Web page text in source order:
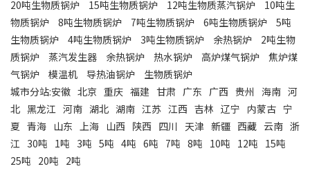
20吨生物质锅炉
15吨生物质锅炉 12吨生物质蒸汽锅炉
10吨生
物质锅炉
8吨生物质锅炉 7吨生物质锅炉 6吨生物质锅炉
5吨
生物质锅炉
4吨生物质锅炉 3吨生物质锅炉 余热锅炉
2吨生物
质锅炉
蒸汽发生器 余热锅炉 热水锅炉 高炉煤气锅炉
焦炉煤
气锅炉
模温机 导热油锅炉
生物质锅炉
城市分站:安徽 北京 重庆 福建 甘肃 广东 广西 贵州 海南 河
北 黑龙江 河南 湖北 湖南 江苏 江西 吉林 辽宁 内蒙古 宁
夏 青海 山东 上海 山西 陕西 四川 天津 新疆 西藏 云南 浙
江 30吨 1吨 3吨 5吨 4吨 6吨 7吨 8吨 10吨 12吨 15吨
25吨 20吨 2吨